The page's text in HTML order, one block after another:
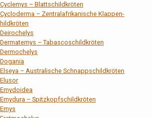
– Blattschildkröten
– Zentralafrikanische Klappen-
– Tabascoschildkröten
– Australische Schnappschildkröten
– Spitzkopfschildkröten